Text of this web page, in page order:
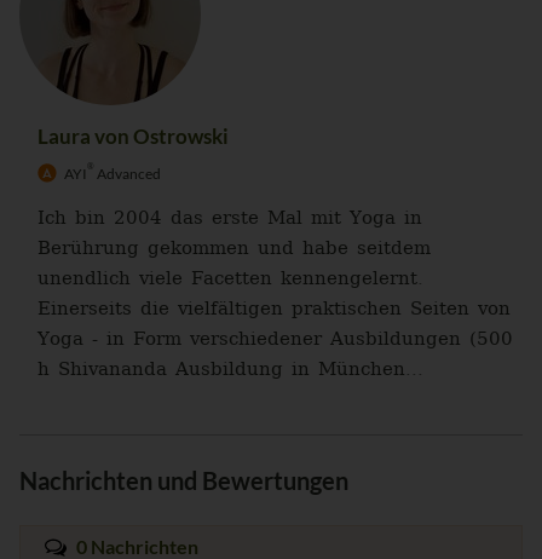
Laura von Ostrowski
AYI ® Advanced
Ich bin 2004 das erste Mal mit Yoga in
Berührung gekommen und habe seitdem
unendlich viele Facetten kennengelernt.
Einerseits die vielfältigen praktischen Seiten von
Yoga - in Form verschiedener Ausbildungen (500
h Shivananda Ausbildung in München...
Nachrichten und Bewertungen
0 Nachrichten